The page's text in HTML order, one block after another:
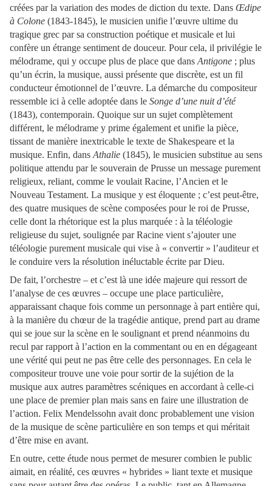
créées par la variation des modes de diction du texte. Dans Œdipe
à Colone (1843-1845), le musicien unifie l’œuvre ultime du
tragique grec par sa construction poétique et musicale et lui
confère un étrange sentiment de douceur. Pour cela, il privilégie le
mélodrame, qui y occupe plus de place que dans Antigone ; plus
qu’un écrin, la musique, aussi présente que discrète, est un fil
conducteur émotionnel de l’œuvre. La démarche du compositeur
ressemble ici à celle adoptée dans le Songe d’une nuit d’été
(1843), contemporain. Quoique sur un sujet complètement
différent, le mélodrame y prime également et unifie la pièce,
tissant de manière inextricable le texte de Shakespeare et la
musique. Enfin, dans Athalie (1845), le musicien substitue au sens
politique attendu par le souverain de Prusse un message purement
religieux, reliant, comme le voulait Racine, l’Ancien et le
Nouveau Testament. La musique y est éloquente ; c’est peut-être,
des quatre musiques de scène composées pour le roi de Prusse,
celle dont la rhétorique est la plus marquée : à la téléologie
religieuse du sujet, soulignée par Racine vient s’ajouter une
téléologie purement musicale qui vise à « convertir » l’auditeur et
le conduire vers la résolution inéluctable écrite par Dieu.
De fait, l’orchestre – et c’est là une idée majeure qui ressort de
l’analyse de ces œuvres – occupe une place particulière,
apparaissant chaque fois comme un personnage à part entière qui,
à la manière du chœur de la tragédie antique, prend part au drame
qui se joue sur la scène en le soulignant et prend néanmoins du
recul par rapport à l’action en la commentant ou en en dégageant
une vérité qui peut ne pas être celle des personnages. En cela le
compositeur trouve une voie pour sortir de la sujétion de la
musique aux autres paramètres scéniques en accordant à celle-ci
une place de premier plan mais sans en faire une illustration de
l’action. Felix Mendelssohn avait donc probablement une vision
de la musique de scène particulière en son temps et qui méritait
d’être mise en avant.
En outre, cette étude nous permet de mesurer combien le public
aimait, en réalité, ces œuvres « hybrides » liant texte et musique